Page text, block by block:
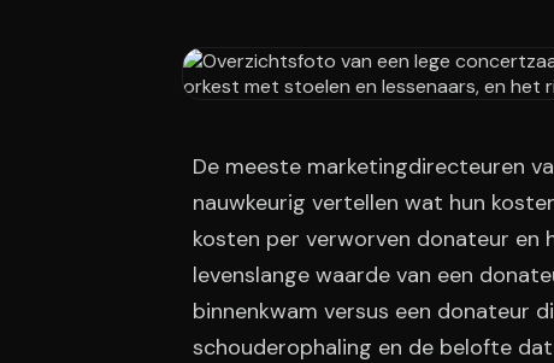
De meeste marketingdirecteuren
nauwkeurig vertellen wat hun
kosten per verworven donateur en
levenslange waarde van een
binnenkwam versus een donateur
schouderophaling en de belofte